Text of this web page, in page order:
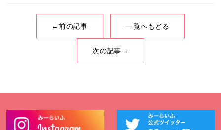
←前の記事 一覧へもどる
次の記事→